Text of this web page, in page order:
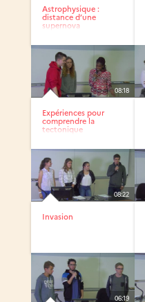
Astrophysique :
distance d’une
supernova
08:18
Expériences pour
comprendre la
tectonique
08:22
Invasion
06:19